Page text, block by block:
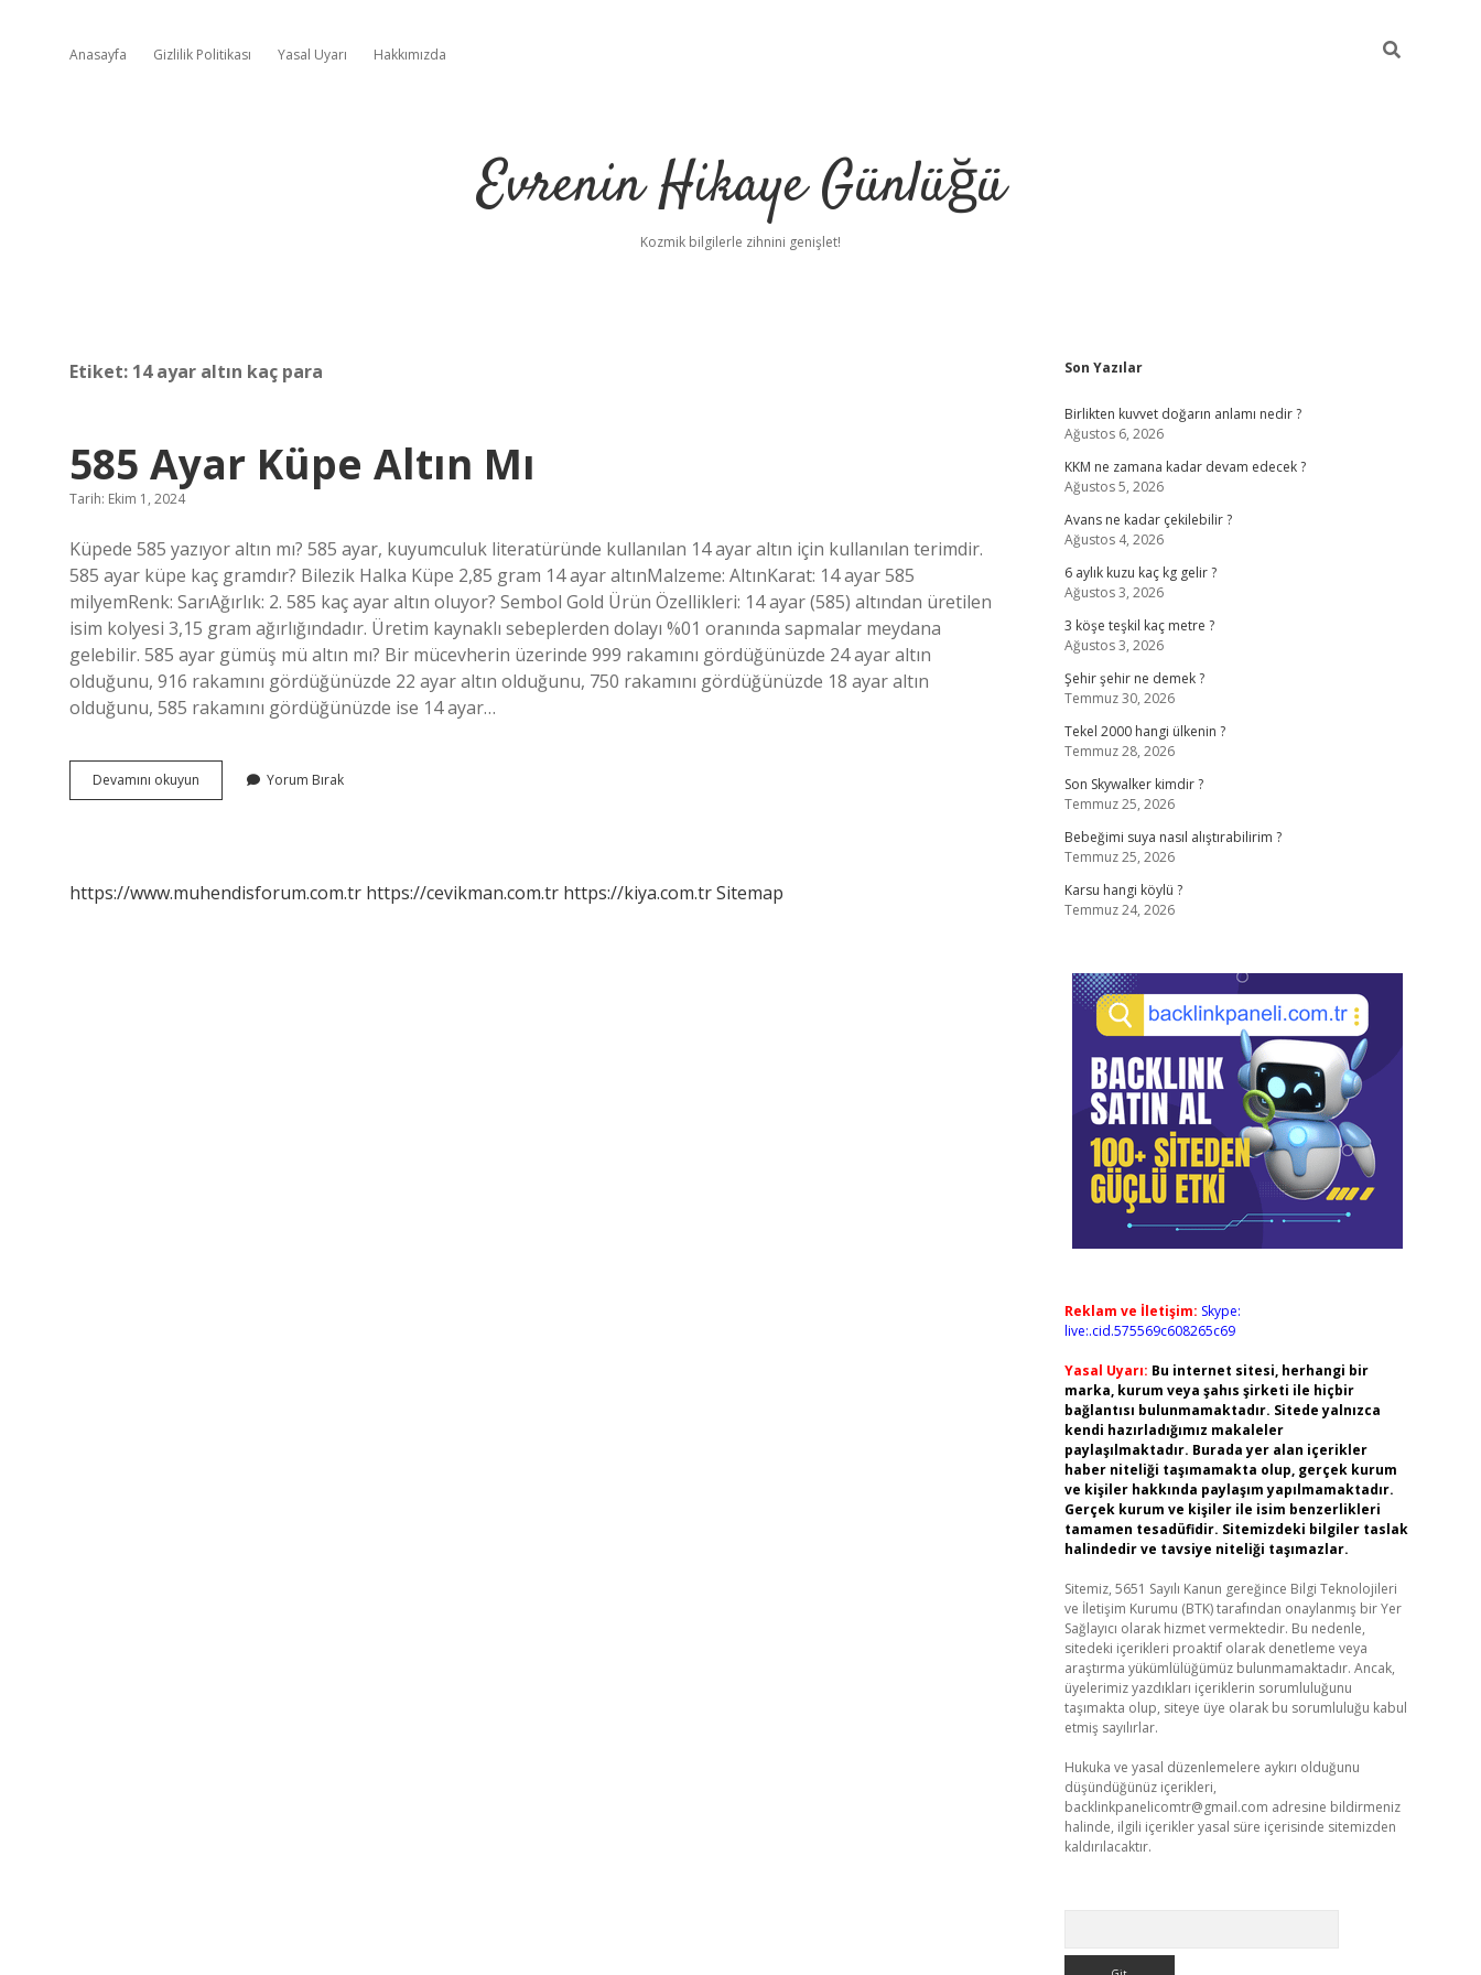
Anasayfa Gizlilik Politikası Yasal Uyarı Hakkımızda
Evrenin Hikaye Günlüğü
Kozmik bilgilerle zihnini genişlet!
Etiket: 14 ayar altın kaç para
585 Ayar Küpe Altın Mı
Tarih: Ekim 1, 2024
Küpede 585 yazıyor altın mı? 585 ayar, kuyumculuk literatüründe kullanılan 14 ayar altın için kullanılan terimdir.
585 ayar küpe kaç gramdır? Bilezik Halka Küpe 2,85 gram 14 ayar altınMalzeme: AltınKarat: 14 ayar 585
milyemRenk: SarıAğırlık: 2. 585 kaç ayar altın oluyor? Sembol Gold Ürün Özellikleri: 14 ayar (585) altından üretilen
isim kolyesi 3,15 gram ağırlığındadır. Üretim kaynaklı sebeplerden dolayı %01 oranında sapmalar meydana
gelebilir. 585 ayar gümüş mü altın mı? Bir mücevherin üzerinde 999 rakamını gördüğünüzde 24 ayar altın
olduğunu, 916 rakamını gördüğünüzde 22 ayar altın olduğunu, 750 rakamını gördüğünüzde 18 ayar altın
olduğunu, 585 rakamını gördüğünüzde ise 14 ayar…
Devamını okuyun
Ayar
Yorum Bırak
https://www.muhendisforum.com.tr https://cevikman.com.tr https://kiya.com.trSitemap
Sidebar
Son Yazılar
Birlikten kuvvet doğarın anlamı nedir ?
Ağustos 6, 2026
KKM ne zamana kadar devam edecek ?
Ağustos 5, 2026
Avans ne kadar çekilebilir ?
Ağustos 4, 2026
6 aylık kuzu kaç kg gelir ?
Ağustos 3, 2026
3 köşe teşkil kaç metre ?
Ağustos 3, 2026
Şehir şehir ne demek ?
Temmuz 30, 2026
Tekel 2000 hangi ülkenin ?
Temmuz 28, 2026
Son Skywalker kimdir ?
Temmuz 25, 2026
Bebeğimi suya nasıl alıştırabilirim ?
Temmuz 25, 2026
Karsu hangi köylü ?
Temmuz 24, 2026
Reklam ve İletişim: Skype:
live:.cid.575569c608265c69
Yasal Uyarı: Bu internet sitesi, herhangi bir
marka, kurum veya şahıs şirketi ile hiçbir
bağlantısı bulunmamaktadır. Sitede yalnızca
kendi hazırladığımız makaleler
paylaşılmaktadır. Burada yer alan içerikler
haber niteliği taşımamakta olup, gerçek kurum
ve kişiler hakkında paylaşım yapılmamaktadır.
Gerçek kurum ve kişiler ile isim benzerlikleri
tamamen tesadüfidir. Sitemizdeki bilgiler taslak
halindedir ve tavsiye niteliği taşımazlar.
Sitemiz, 5651 Sayılı Kanun gereğince Bilgi Teknolojileri
ve İletişim Kurumu (BTK) tarafından onaylanmış bir Yer
Sağlayıcı olarak hizmet vermektedir. Bu nedenle,
sitedeki içerikleri proaktif olarak denetleme veya
araştırma yükümlülüğümüz bulunmamaktadır. Ancak,
üyelerimiz yazdıkları içeriklerin sorumluluğunu
taşımakta olup, siteye üye olarak bu sorumluluğu kabul
etmiş sayılırlar.
Hukuka ve yasal düzenlemelere aykırı olduğunu
düşündüğünüz içerikleri,
backlinkpanelicomtr@gmail.com adresine bildirmeniz
halinde, ilgili içerikler yasal süre içerisinde sitemizden
kaldırılacaktır.